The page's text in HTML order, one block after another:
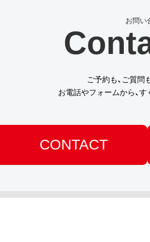
ご予約も、ご質問
お電話やフォームから、
CONTACT